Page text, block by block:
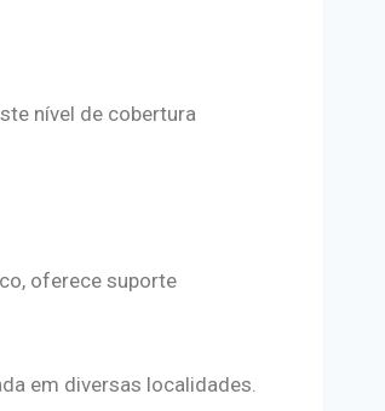
nível de cobertura
oferece suporte
em diversas localidades.